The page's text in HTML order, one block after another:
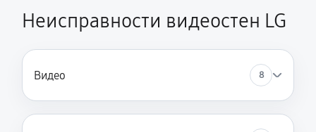
Неисправности видеостен LG
Видео 8